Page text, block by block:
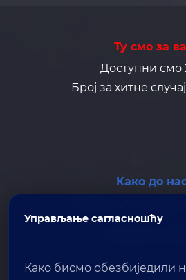
Ту смо за
Доступни смо
Број за хитне
Како до
Управљање сагласношћу
Како бисмо обезбиједили